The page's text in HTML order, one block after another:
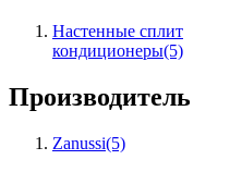
Настенные сплит
кондиционеры(5)
Производитель
Zanussi(5)